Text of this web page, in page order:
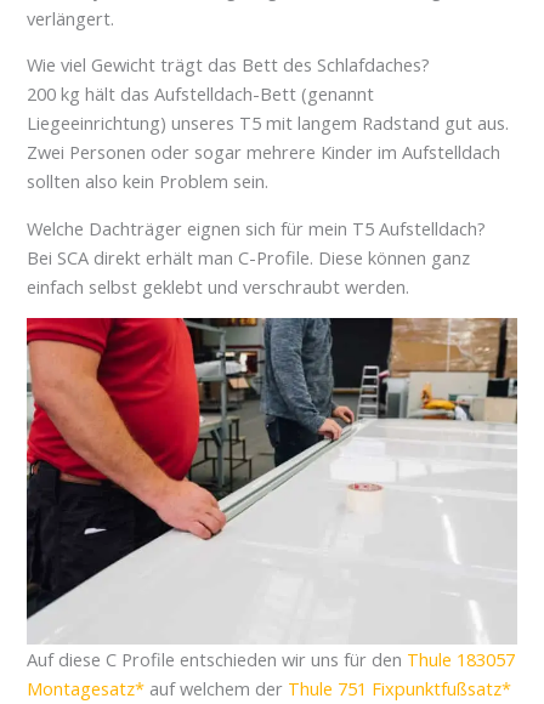
verlängert.
Wie viel Gewicht trägt das Bett des Schlafdaches?
200 kg hält das Aufstelldach-Bett (genannt
Liegeeinrichtung) unseres T5 mit langem Radstand gut aus.
Zwei Personen oder sogar mehrere Kinder im Aufstelldach
sollten also kein Problem sein.
Welche Dachträger eignen sich für mein T5 Aufstelldach?
Bei SCA direkt erhält man C-Profile. Diese können ganz
einfach selbst geklebt und verschraubt werden.
Auf diese C Profile entschieden wir uns für den Thule 183057
Montagesatz
auf welchem der Thule 751 Fixpunktfußsatz